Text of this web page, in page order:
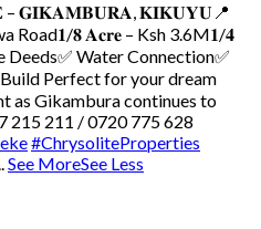
– 𝐆𝐈𝐊𝐀𝐌𝐁𝐔𝐑𝐀, 𝐊𝐈𝐊𝐔𝐘𝐔 📍
Road𝟏/𝟖 𝐀𝐜𝐫𝐞 – Ksh 3.6M𝟏/𝟒
Deeds✅ Water Connection✅
Perfect for your dream
as Gikambura continues to
215 211 / 0720 775 628
#ChrysoliteProperties
See MoreSee Less